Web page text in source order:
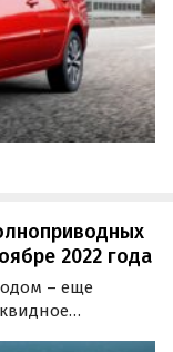
2022 года
– еще